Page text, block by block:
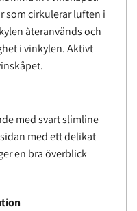
som cirkulerar luften i
återanvänds och
i vinkylen. Aktivt
med svart slimline
med ett delikat
en bra överblick